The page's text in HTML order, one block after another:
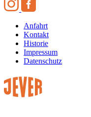
Anfahrt
Kontakt
Historie
Impressum
Datenschutz